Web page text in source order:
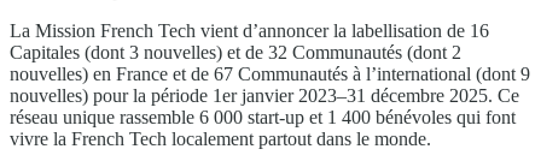
La Mission French Tech vient d’annoncer la labellisation de 16
Capitales (dont 3 nouvelles) et de 32 Communautés (dont 2
nouvelles) en France et de 67 Communautés à l’international (dont 9
nouvelles) pour la période 1er janvier 2023–31 décembre 2025. Ce
réseau unique rassemble 6 000 start-up et 1 400 bénévoles qui font
vivre la French Tech localement partout dans le monde.